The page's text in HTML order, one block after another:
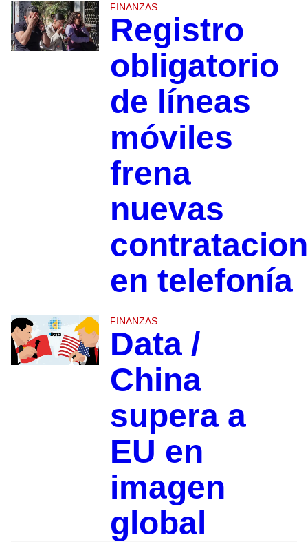
FINANZAS
Registro
obligatorio
de líneas
móviles
frena
nuevas
en telefonía
FINANZAS
Data /
China
supera a
EU en
imagen
global